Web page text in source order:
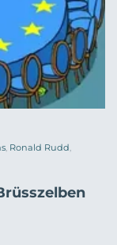
Ronald Rudd